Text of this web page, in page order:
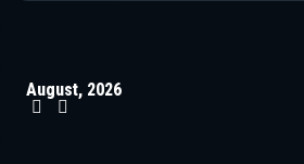
August, 2026